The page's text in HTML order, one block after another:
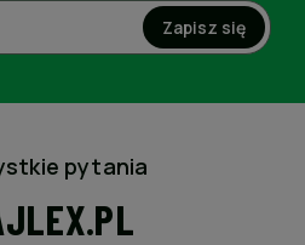
Zapisz się
pytania